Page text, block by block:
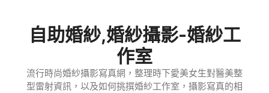
自助婚紗,婚紗攝影-婚紗工
作室
流行時尚婚紗攝影寫真網，整理時下愛美女生對醫美整
型雷射資訊，以及如何挑撰婚紗工作室，攝影寫真的相